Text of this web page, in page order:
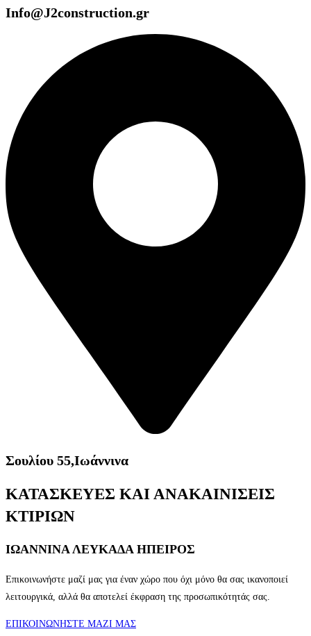
Info@J2construction.gr
Σουλίου 55,Ιωάννινα
ΚΑΤΑΣΚΕΥΕΣ ΚΑΙ ΑΝΑΚΑΙΝΙΣΕΙΣ
ΚΤΙΡΙΩΝ
ΙΩΑΝΝΙΝΑΛΕΥΚΑΔΑ ΗΠΕΙΡΟΣ
Επικοινωνήστε μαζί μας για έναν χώρο που όχι μόνο θα σας ικανοποιεί
λειτουργικά, αλλά θα αποτελεί έκφραση της προσωπικότητάς σας.
ΕΠΙΚΟΙΝΩΝΗΣΤΕ ΜΑΖΙ ΜΑΣ